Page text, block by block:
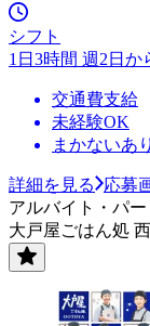
シフト
1日3時間 週2日か
交通費支給
未経験OK
まかないあり
詳細を見る
応募
アルバイト・パー
大戸屋ごはん処